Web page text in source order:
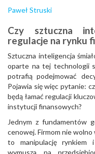
Paweł Struski
Czy sztuczna
regulacje na rynku
Sztuczna inteligencja
oparte na tej technologii
potrafią podejmować
Pojawia się więc pytanie:
będą łamać regulacji
instytucji finansowych?
Jednym z fundamentów
cenowej. Firmom nie
to manipulację rynkiem
wymusza na